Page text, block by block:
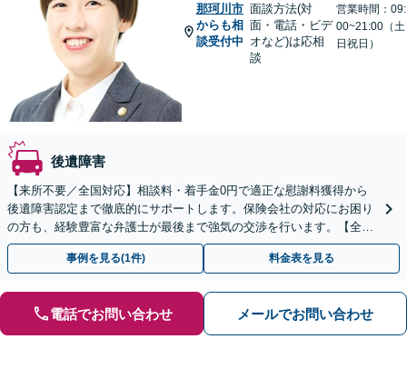
那珂川市
からも相
談受付中
面談方法(対
面・電話・ビデ
オなど)は応相
談
営業時間：09:
00~21:00（土
日祝日）
後遺障害
【来所不要／全国対応】相談料・着手金0円で適正な慰謝料獲得から
後遺障害認定まで徹底的にサポートします。保険会社の対応にお困り
の方も、経験豊富な弁護士が最後まで強気の交渉を行います。【全国
13拠点】お気軽にご相談ください。
事例を見る(1件) 料金表を見る
電話でお問い合わせ メールでお問い合わせ